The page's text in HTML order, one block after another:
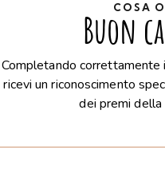
COSA
Buon
Completando correttamente
ricevi un riconoscimento
dei premi